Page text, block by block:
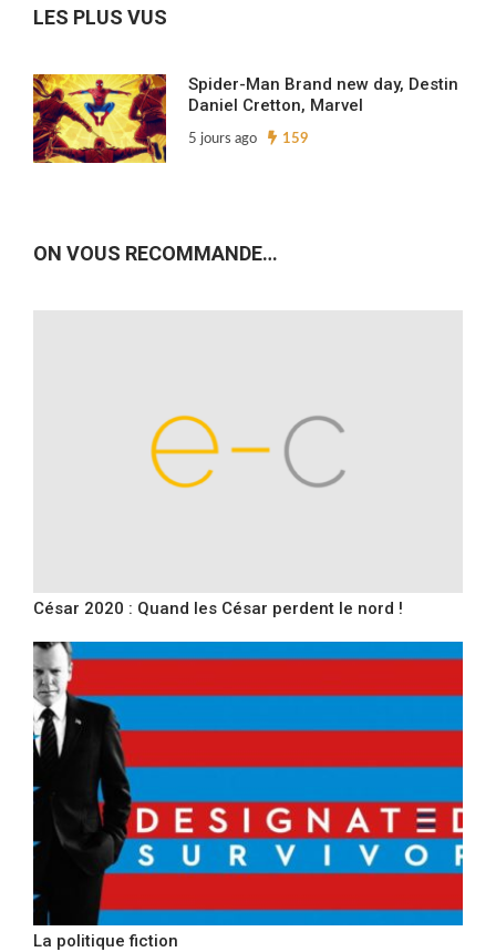
LES PLUS VUS
Spider-Man Brand new day, Destin
Daniel Cretton, Marvel
5 jours ago 159
ON VOUS RECOMMANDE…
César 2020 : Quand les César perdent le nord !
La politique fiction